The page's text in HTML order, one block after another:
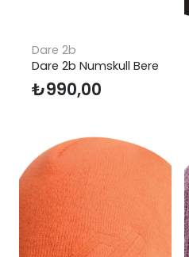
Dare 2b
Dare 2b Numskull Bere
₺990,00